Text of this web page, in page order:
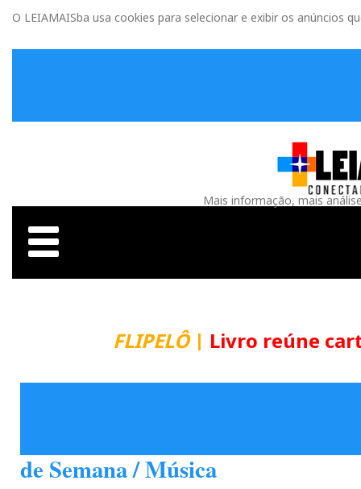
O LEIAMAISba usa cookies para selecionar e exibir os anúncios
Mais informação, mais
FLIPELÔ| Livro reúne
de Semana / Música